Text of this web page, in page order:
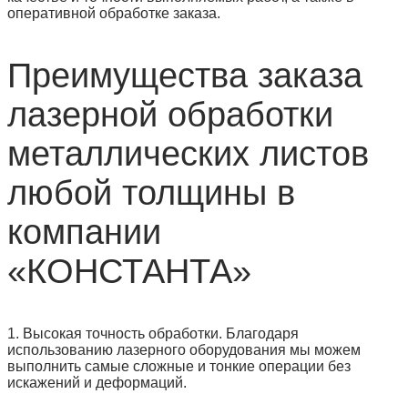
оперативной обработке заказа.
Преимущества заказа
лазерной обработки
металлических листов
любой толщины в
компании
«КОНСТАНТА»
1. Высокая точность обработки. Благодаря
использованию лазерного оборудования мы можем
выполнить самые сложные и тонкие операции без
искажений и деформаций.